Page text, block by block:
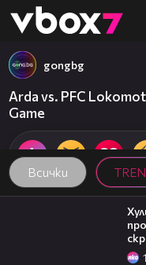
👾
Всички
gongbg
Arda vs. PFC
Game
07:38
1